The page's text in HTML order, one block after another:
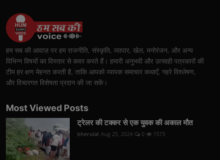
हम सब की आवाज़ पर हम राजनीति, संस्कृति, व्यापार, खेल, मनोरंजन, और अन्य
विभिन्न विषयों का विस्तार से कवर करते हैं। हमारी अनुभवी और उत्साही पत्रकारों की
टीम हर क्षण मेहनत करती है, ताकि आपको व्यापक समाचार कथाएँ, गहरे विश्लेषण,
और विचारगत विशेषता प्रदान की जा सकें।
Most Viewed Posts
ट्रेलर की टक्कर से एक युवक की अकाल मौत
bherulal Aug 25, 2024 0 1573